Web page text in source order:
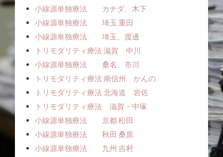
小線源単独療法 カナダ、木下
小線源単独療法 埼玉 重田
小線源単独療法 埼玉、渡邊
トリモダリティ療法 滋賀 中川
小線源単独療法 桑名、市川
トリモダリティ療法 南信州 かんの
トリモダリティ療法 北海道 岩佐
トリモダリティ療法 滋賀・中塚
小線源単独療法 京都 松田
小線源単独療法 秋田 桑原
小線源単独療法 九州 吉村